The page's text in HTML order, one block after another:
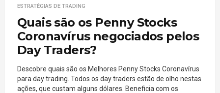
ESTRATÉGIAS DE TRADING
Quais são os Penny Stocks
Coronavírus negociados pelos
Day Traders?
Descobre quais são os Melhores Penny Stocks Coronavírus
para day trading. Todos os day traders estão de olho nestas
ações, que custam alguns dólares. Beneficia com os